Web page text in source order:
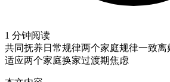
1 分钟阅读
共同抚养日常规律两个家庭规律一致离
适应两个家庭换家过渡期焦虑